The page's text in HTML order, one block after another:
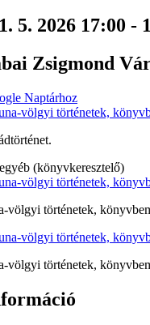
5. 2026 17:00 -
Zsigmond
Naptárhoz
(könyvkeresztelő)
völgyi történetek,
völgyi történetek,